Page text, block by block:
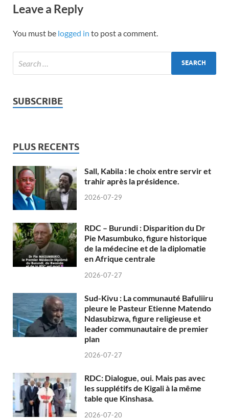
Leave a Reply
You must be logged in to post a comment.
SUBSCRIBE
PLUS RECENTS
Sall, Kabila : le choix entre servir et
trahir après la présidence.
2026-07-29
RDC – Burundi : Disparition du Dr
Pie Masumbuko, figure historique
de la médecine et de la diplomatie
en Afrique centrale
2026-07-27
Sud-Kivu : La communauté Bafuliiru
pleure le Pasteur Etienne Matendo
Ndasubizwa, figure religieuse et
leader communautaire de premier
plan
2026-07-27
RDC: Dialogue, oui. Mais pas avec
les supplétifs de Kigali à la même
table que Kinshasa.
2026-07-20